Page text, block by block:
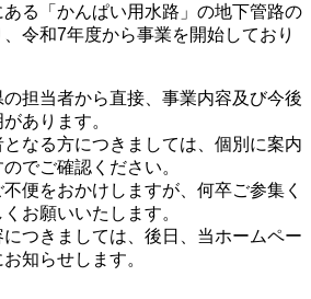
る「かんぱい用水路」の地下管路の
、令和7年度から事業を開始しており
担当者から直接、事業内容及び今後
あります。
なる方につきましては、個別に案内
でご確認ください。
便をおかけしますが、何卒ご参集く
お願いいたします。
つきましては、後日、当ホームペー
知らせします。